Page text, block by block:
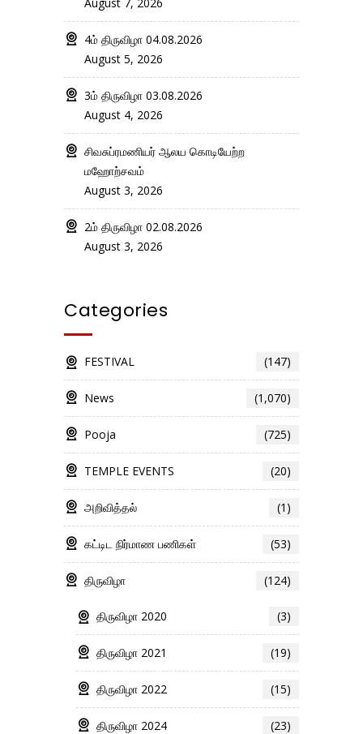
4ம் திருவிழா 04.08.2026
August 5, 2026
3ம் திருவிழா 03.08.2026
August 4, 2026
சிவசுப்ரமணியர் ஆலய கொடியேற்ற
மஹோற்சவம்
August 3, 2026
2ம் திருவிழா 02.08.2026
August 3, 2026
Categories
FESTIVAL (147)
News (1,070)
Pooja (725)
TEMPLE EVENTS (20)
அறிவித்தல் (1)
கட்டிட நிர்மாண பணிகள் (53)
திருவிழா (124)
திருவிழா 2020 (3)
திருவிழா 2021 (19)
திருவிழா 2022 (15)
திருவிழா 2024 (23)